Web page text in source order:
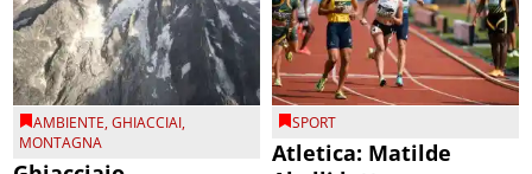
AMBIENTE,GHIACCIAI,
MONTAGNA
SPORT
Atletica: Matilde